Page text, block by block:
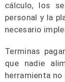
cálculo, los
personal y la
necesario
Terminas
que nadie
herramienta no